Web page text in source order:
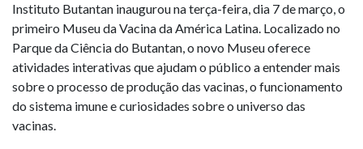
Instituto Butantan inaugurou na terça-feira, dia 7 de março, o
primeiro Museu da Vacina da América Latina. Localizado no
Parque da Ciência do Butantan, o novo Museu oferece
atividades interativas que ajudam o público a entender mais
sobre o processo de produção das vacinas, o funcionamento
do sistema imune e curiosidades sobre o universo das
vacinas.